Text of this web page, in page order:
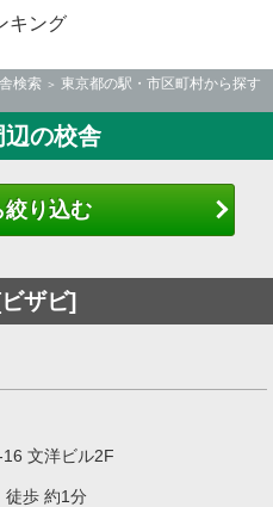
キング
検索
東京都の駅・市区町村から探す
の校舎
絞り込む
ザビ]
文洋ビル2F
徒歩 約1分